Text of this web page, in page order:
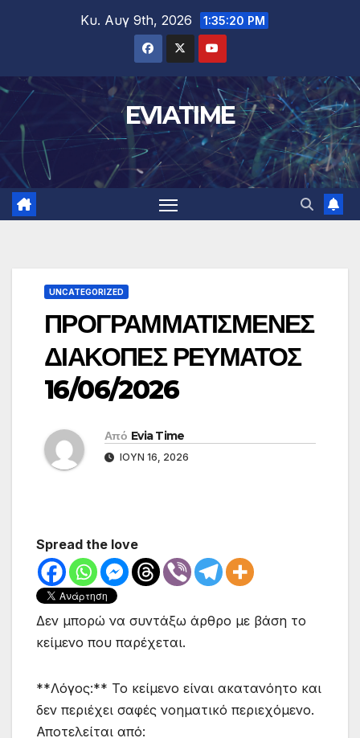
Κυ. Αυγ 9th, 2026 1:35:20 PM
EVIATIME
UNCATEGORIZED
ΠΡΟΓΡΑΜΜΑΤΙΣΜΕΝΕΣ
ΔΙΑΚΟΠΕΣ ΡΕΥΜΑΤΟΣ
16/06/2026
Από Evia Time
ΙΟΎΝ 16, 2026
Spread the love
Δεν μπορώ να συντάξω άρθρο με βάση το
κείμενο που παρέχεται.
**Λόγος:** Το κείμενο είναι ακατανόητο και
δεν περιέχει σαφές νοηματικό περιεχόμενο.
Αποτελείται από: